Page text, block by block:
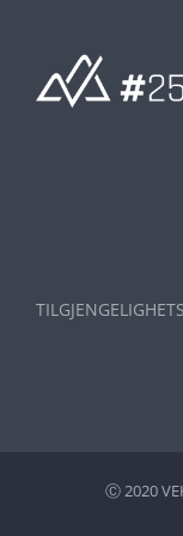
Ⓒ 2020